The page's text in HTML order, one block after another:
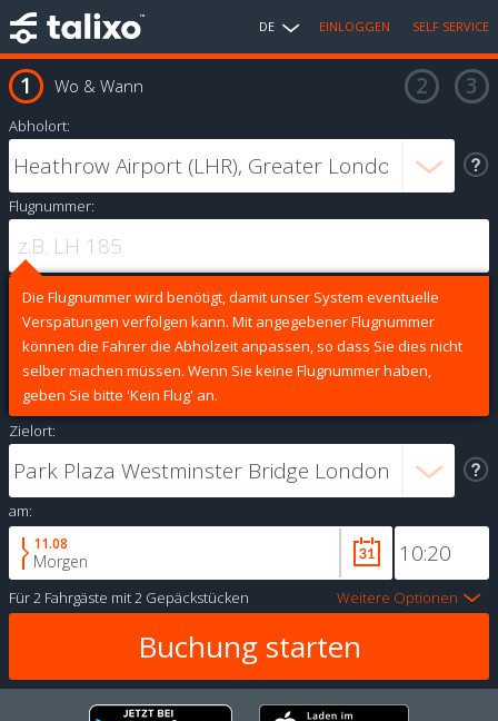
DE EINLOGGEN SELF SERVICE
Wo & Wann
Abholort:
Flugnummer:
Die Flugnummer wird benötigt, damit unser System eventuelle
Verspätungen verfolgen kann. Mit angegebener Flugnummer
können die Fahrer die Abholzeit anpassen, so dass Sie dies nicht
selber machen müssen. Wenn Sie keine Flugnummer haben,
geben Sie bitte 'Kein Flug' an.
Zielort:
am:
11.08
Morgen
Für2 Fahrgäste mit2 Gepäckstücken Weitere Optionen